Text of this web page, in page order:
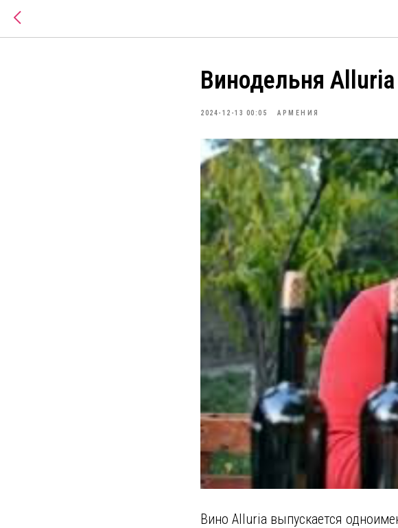
Винодельня Alluria
2024-12-13 00:05 АРМЕНИЯ
Вино Alluria выпускается